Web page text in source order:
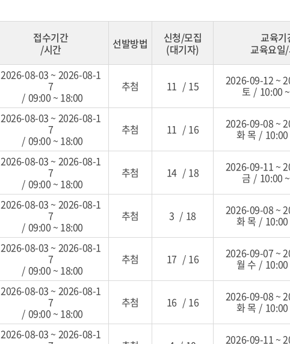
접수기간
/시간
선발방법
신청/모집
(대기자)
교육기
교육요일
2026-08-03 ~ 2026-08-1
7
/ 09:00 ~ 18:00
추첨 11 / 15 2026-09-12 ~
토 / 10:00
2026-08-03 ~ 2026-08-1
7
/ 09:00 ~ 18:00
추첨 11 / 16 2026-09-08 ~
화 목 /
2026-08-03 ~ 2026-08-1
7
/ 09:00 ~ 18:00
추첨 14 / 18 2026-09-11 ~
금 / 10:00
2026-08-03 ~ 2026-08-1
7
/ 09:00 ~ 18:00
추첨 3 / 18 2026-09-08 ~
화 목 /
2026-08-03 ~ 2026-08-1
7
/ 09:00 ~ 18:00
추첨 17 / 16 2026-09-07 ~
월 수 /
2026-08-03 ~ 2026-08-1
7
/ 09:00 ~ 18:00
추첨 16 / 16 2026-09-08 ~
화 목 /
2026-08-03 ~ 2026-08-1 2026-09-11 ~